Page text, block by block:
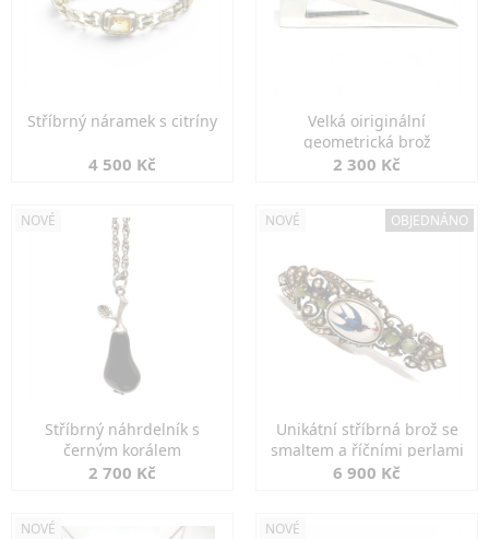
Stříbrný náramek s citríny
4 500 Kč
Velká oiriginální
geometrická brož
2 300 Kč
NOVÉ
Stříbrný náhrdelník s
černým korálem
2 700 Kč
NOVÉ OBJEDNÁNO
Unikátní stříbrná brož se
smaltem a říčními perlami
6 900 Kč
NOVÉ NOVÉ